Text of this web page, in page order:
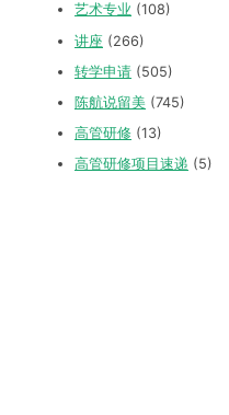
艺术专业 (108)
讲座 (266)
转学申请 (505)
陈航说留美 (745)
高管研修 (13)
高管研修项目速递 (5)